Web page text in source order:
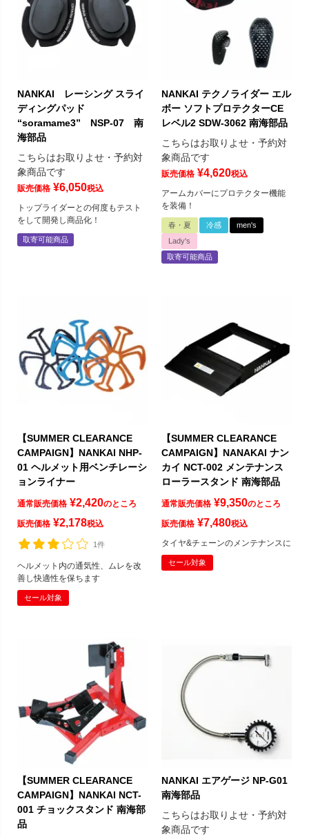
NANKAI レーシング スライ
ディングパッド
“soramame3” NSP-07 南
海部品
こちらはお取りよせ・予約対
象商品です
販売価格 ¥6,050税込
トップライダーとの何度もテスト
をして開発し商品化！
取寄可能商品
NANKAI テクノライダー エル
ボー ソフトプロテクターCE
レベル2 SDW-3062 南海部品
こちらはお取りよせ・予約対
象商品です
販売価格 ¥4,620税込
アームカバーにプロテクター機能
を装備！
春・夏 冷感
men's
Lady's
取寄可能商品
【SUMMER CLEARANCE
CAMPAIGN】NANKAI NHP-
01 ヘルメット用ベンチレーシ
ョンライナー
通常販売価格 ¥2,420のところ
販売価格 ¥2,178税込
1件
ヘルメット内の通気性、ムレを改
善し快適性を保ちます
セール対象
【SUMMER CLEARANCE
CAMPAIGN】NANAKAI ナン
カイ NCT-002 メンテナンス
ローラースタンド 南海部品
通常販売価格 ¥9,350のところ
販売価格 ¥7,480税込
タイヤ&チェーンのメンテナンスに
セール対象
【SUMMER CLEARANCE
CAMPAIGN】NANKAI NCT-
001 チョックスタンド 南海部
品
NANKAI エアゲージ NP-G01
南海部品
こちらはお取りよせ・予約対
象商品です